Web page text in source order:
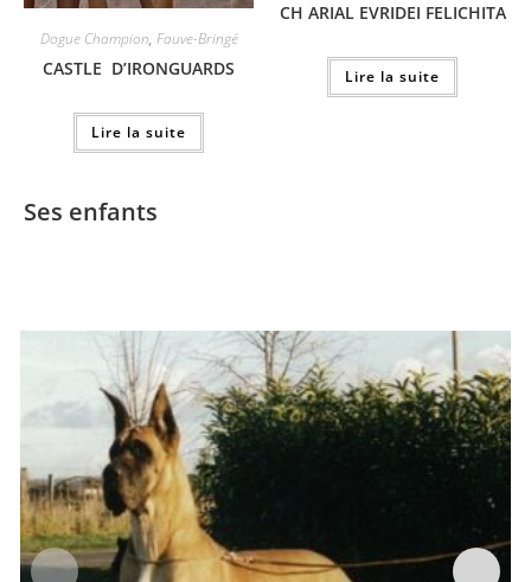
Dogue Champion, Fauve-Bringé
CASTLE D’IRONGUARDS
Lire la suite
CH ARIAL EVRIDEI FELICHITA
Lire la suite
Ses enfants